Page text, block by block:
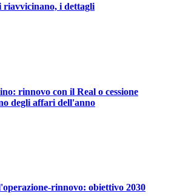
i dettagli
rinnovo con il Real o cessione
degli affari dell'anno
rinnovo: obiettivo 2030